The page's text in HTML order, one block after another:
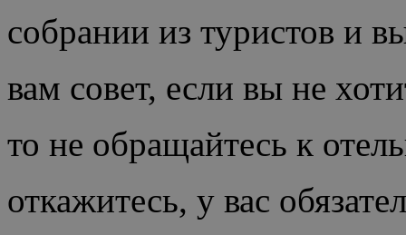
собрании из туристов и
вам совет, если вы не
то не обращайтесь к
откажитесь, у вас